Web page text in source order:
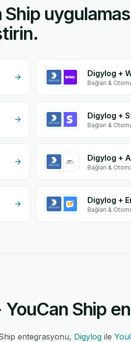
Digylog +
Bağlan &
Digylog +
Bağlan &
Digylog +
Bağlan &
Bağlan &
Ship
entegrasyonu, Digylog ile